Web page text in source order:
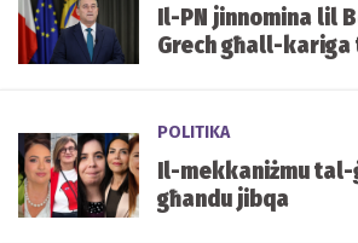
Il-PN jinnomina lil
Grech għall-kariga
POLITIKA
Il-mekkaniżmu tal-
għandu jibqa